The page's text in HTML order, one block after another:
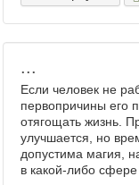
...
Если человек не
первопричины его
отягощать жизнь.
улучшается, но
допустима магия,
в какой-либо сфере